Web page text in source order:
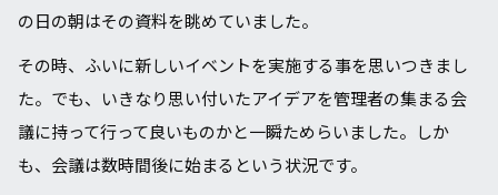
の⽇の朝はその資料を眺めていました。
その時、ふいに新しいイベントを実施する事を思いつきまし
た。でも、いきなり思い付いたアイデアを管理者の集まる会
議に持って⾏って良いものかと⼀瞬ためらいました。しか
も、会議は数時間後に始まるという状況です。